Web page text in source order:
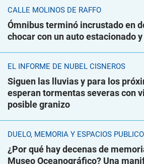
CALLE MOLINOS DE RAFFO
Ómnibus terminó incrustado en
chocar con un auto estacionado
EL INFORME DE NUBEL CISNEROS
Siguen las lluvias y para los
esperan tormentas severas con
posible granizo
DUELO, MEMORIA Y ESPACIOS
¿Por qué hay decenas de
Museo Oceanográfico? Una